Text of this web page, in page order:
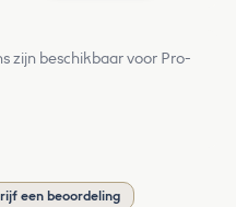
zijn beschikbaar voor Pro-
een beoordeling